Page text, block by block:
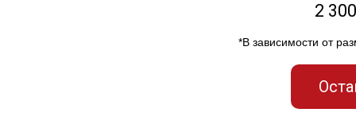
2
*В зависимости от